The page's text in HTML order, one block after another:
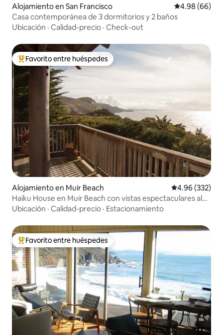
Alojamiento en San Francisco Calificación
4.98 (66)
Casa contemporánea de 3 dormitorios y 2 baños
Ubicación · Calidad-precio · Check-out
Favorito entre huéspedes preferido
Favorito entre huéspedes
Alojamiento en Muir Beach Calificación
4.96 (332)
Haiku House en Muir Beach con vistas espectaculares al
mar
Ubicación · Calidad-precio · Estacionamiento
Favorito entre huéspedes preferido
Favorito entre huéspedes